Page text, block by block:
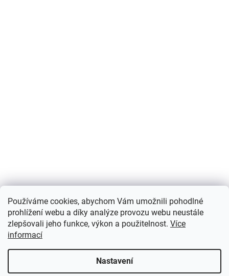
Používáme cookies, abychom Vám umožnili pohodlné
prohlížení webu a díky analýze provozu webu neustále
zlepšovali jeho funkce, výkon a použitelnost. Více
informací
Nastavení